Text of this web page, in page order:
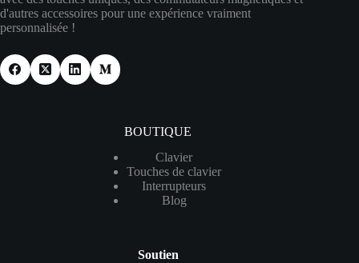
d'autres accessoires pour une expérience vraiment
personnalisée !
BOUTIQUE
Clavier
Touches de clavier
Interrupteurs
Blog
Soutien